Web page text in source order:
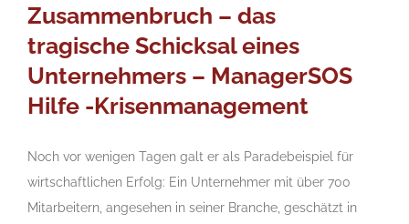
Zusammenbruch – das
tragische Schicksal eines
Unternehmers – ManagerSOS
Hilfe -Krisenmanagement
Noch vor wenigen Tagen galt er als Paradebeispiel für
wirtschaftlichen Erfolg: Ein Unternehmer mit über 700
Mitarbeitern, angesehen in seiner Branche, geschätzt in